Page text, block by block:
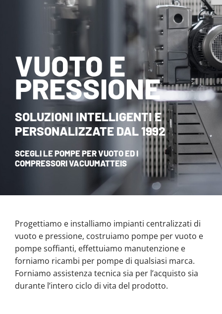
HOME
VUOTO E
PRESSIONE
SOLUZIONI INTELLIGENTI E
PERSONALIZZATE DAL 1992
SCEGLI LE POMPE PER VUOTO ED I
COMPRESSORI VACUUMATTEIS
Progettiamo e installiamo impianti centralizzati di
vuoto e pressione, costruiamo pompe per vuoto e
pompe soffianti, effettuiamo manutenzione e
forniamo ricambi per pompe di qualsiasi marca.
Forniamo assistenza tecnica sia per l’acquisto sia
durante l’intero ciclo di vita del prodotto.